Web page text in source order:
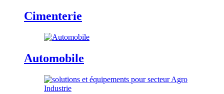
Cimenterie
Automobile